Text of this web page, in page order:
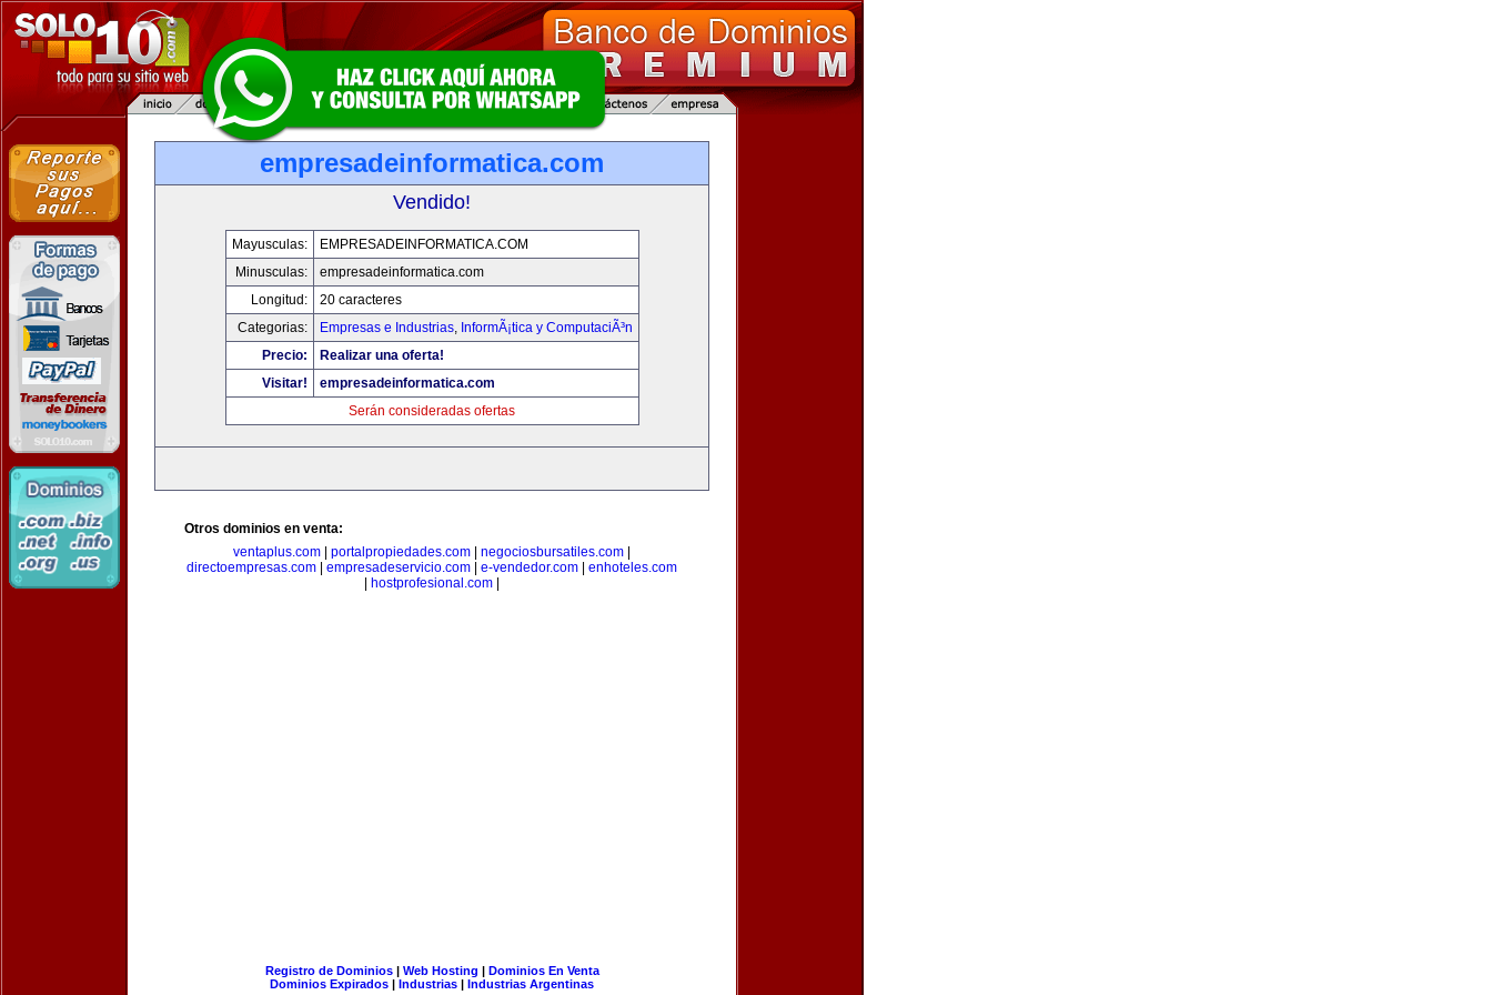
empresadeinformatica.com
Vendido!
Mayusculas:
EMPRESADEINFORMATICA.COM
Minusculas:
empresadeinformatica.com
Longitud:
20 caracteres
Categorias:
Empresas e Industrias, InformÃ¡tica y ComputaciÃ³n
Precio:
Realizar una oferta!
Visitar!
empresadeinformatica.com
Serán consideradas ofertas
Otros dominios en venta:
ventaplus.com
portalpropiedades.com negociosbursatiles.com
directoempresas.com
empresadeservicio.com e-vendedor.com
enhoteles.com
hostprofesional.com
Registro de Dominios| Web Hosting | Dominios En Venta
Dominios Expirados | Industrias | Industrias Argentinas